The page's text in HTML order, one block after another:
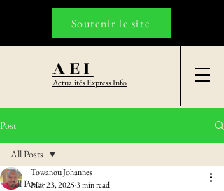
AEI
Actualités Express Info
Soutenir le site
Post
All Posts
All Posts
Towanou Johannes
Mar 23, 20253 min read